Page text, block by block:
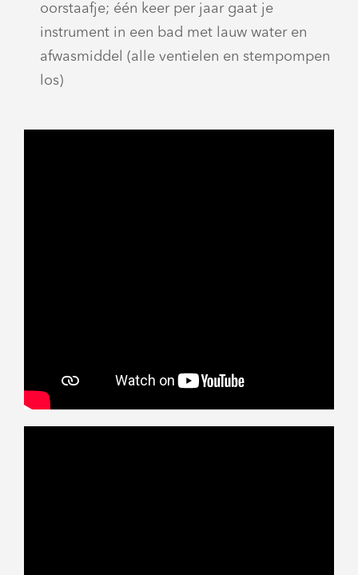
oorstaafje; één keer per jaar gaat je
instrument in een bad met lauw water en
afwasmiddel (alle ventielen en stempompen
los)